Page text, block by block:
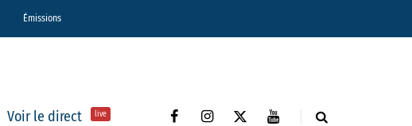
Émissions
Voir le direct live